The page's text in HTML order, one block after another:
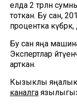
елда 2 трлн
тоткан. Бу сан,
процентка
Бу сан яңа
Экспертлар
арткан.
Кызыклы
каналга